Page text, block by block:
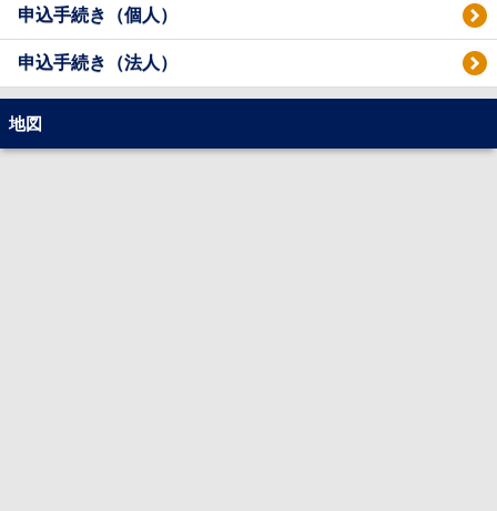
申込手続き（個人）
申込手続き（法人）
地図